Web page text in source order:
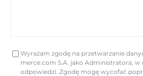
Wyrażam zgodę na przetwarzanie
merce.com S.A. jako Administratora, w
odpowiedzi. Zgodę mogę wycofać